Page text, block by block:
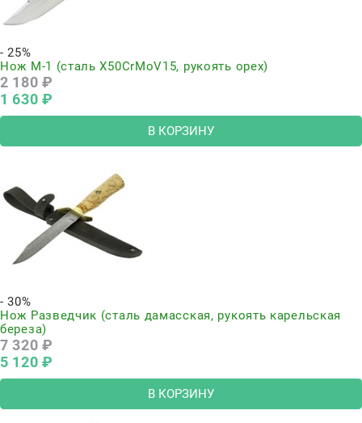
- 25%
Нож М-1 (сталь Х50CrMoV15, рукоять орех)
2 180 ₽
1 630 ₽
В КОРЗИНУ
- 30%
Нож Разведчик (сталь дамасская, рукоять карельская
береза)
7 320 ₽
5 120 ₽
В КОРЗИНУ